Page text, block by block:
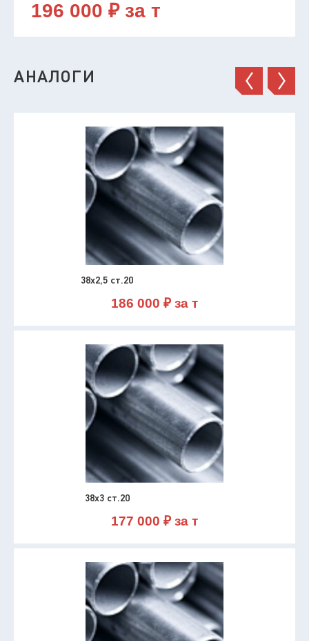
196 000 ₽ за т
АНАЛОГИ
38х2,5 ст.20
186 000 ₽ за т
38х3 ст.20
177 000 ₽ за т